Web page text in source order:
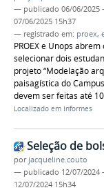
— publicado 06/06/2025
07/06/2025 15h37
— registrado em: proex,
PROEX e Unops
selecionar dois
projeto “Modelação
paisagística do
devem ser feitas até
Localizado em Informes
Seleção de
por jacqueline.couto
— publicado 12/07/2024
12/07/2024 15h34